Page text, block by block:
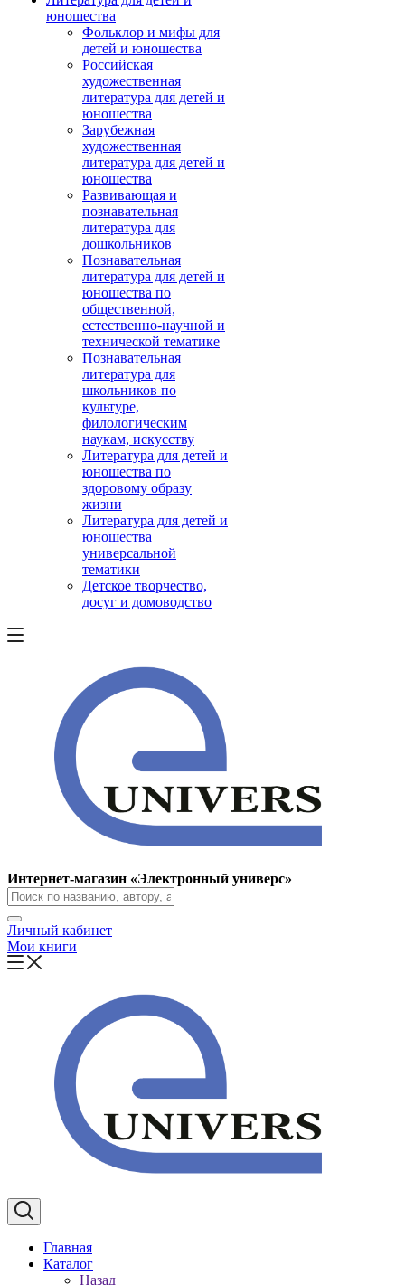
юношества
Фольклор и мифы для
детей и юношества
Российская
художественная
литература для детей и
юношества
Зарубежная
художественная
литература для детей и
юношества
Развивающая и
познавательная
литература для
дошкольников
Познавательная
литература для детей и
юношества по
общественной,
естественно-научной и
технической тематике
Познавательная
литература для
школьников по
культуре,
филологическим
наукам, искусству
Литература для детей и
юношества по
здоровому образу
жизни
Литература для детей и
юношества
универсальной
тематики
Детское творчество,
досуг и домоводство
Интернет-магазин «Электронный универс»
Личный кабинет
Мои книги
Главная
Каталог
Назад